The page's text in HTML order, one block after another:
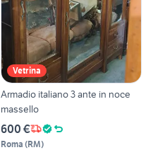
Vetrina
Armadio italiano 3 ante in noce
massello
600 €
Roma (RM)